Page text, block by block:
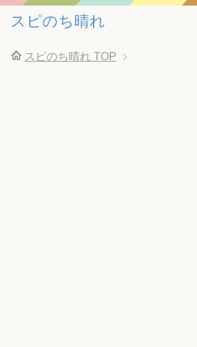
スピのち晴れ
スピのち晴れ TOP